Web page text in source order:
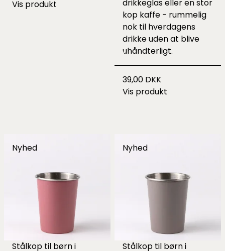
Vis produkt
drikkeglas eller en stor
kop kaffe - rummelig
nok til hverdagens
drikke uden at blive
uhåndterligt.
39,00 DKK
Vis produkt
Nyhed
Stålkop til børn i
Nyhed
Stålkop til børn i